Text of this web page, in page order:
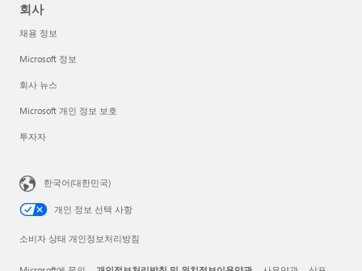
회사
채용 정보
Microsoft 정보
회사 뉴스
Microsoft 개인 정보 보호
투자자
한국어(대한민국)
개인 정보 선택 사항
소비자 상태 개인정보처리방침